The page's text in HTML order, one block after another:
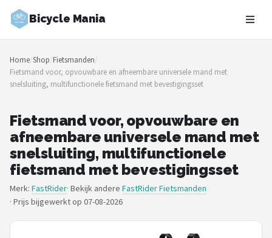
Bicycle Mania
Zoeken
NAVIGATIE
Shop
Merken
Blog
Fietsroutes
Kinderfietsen
Home/Shop/Fietsmanden/
Fietsmand voor, opvouwbare en afneembare universele mand met
snelsluiting, multifunctionele fietsmand met bevestigingsset
Fietsmand voor, opvouwbare en
afneembare universele mand met
snelsluiting, multifunctionele
fietsmand met bevestigingsset
Merk: FastRider· Bekijk andere FastRider Fietsmanden
· Prijs bijgewerkt op 07-08-2026